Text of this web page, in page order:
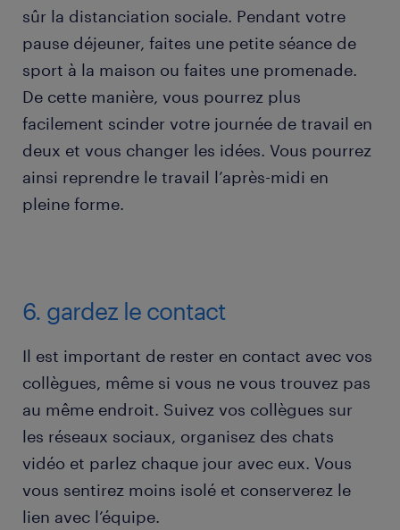
sûr la distanciation sociale. Pendant votre
pause déjeuner, faites une petite séance de
sport à la maison ou faites une promenade.
De cette manière, vous pourrez plus
facilement scinder votre journée de travail en
deux et vous changer les idées. Vous pourrez
ainsi reprendre le travail l’après-midi en
pleine forme.
6. gardez le contact
Il est important de rester en contact avec vos
collègues, même si vous ne vous trouvez pas
au même endroit. Suivez vos collègues sur
les réseaux sociaux, organisez des chats
vidéo et parlez chaque jour avec eux. Vous
vous sentirez moins isolé et conserverez le
lien avec l’équipe.